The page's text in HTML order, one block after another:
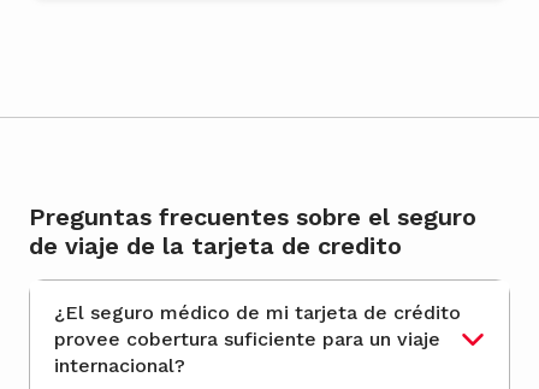
Preguntas frecuentes sobre el seguro
de viaje de la tarjeta de credito
¿El seguro médico de mi tarjeta de crédito
provee cobertura suficiente para un viaje
internacional?